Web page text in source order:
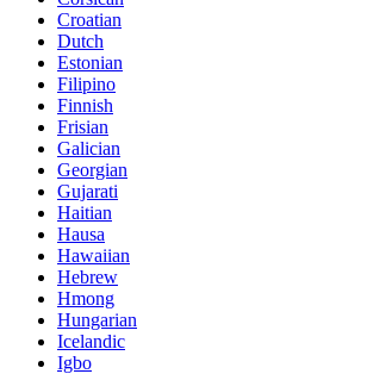
Croatian
Dutch
Estonian
Filipino
Finnish
Frisian
Galician
Georgian
Gujarati
Haitian
Hausa
Hawaiian
Hebrew
Hmong
Hungarian
Icelandic
Igbo